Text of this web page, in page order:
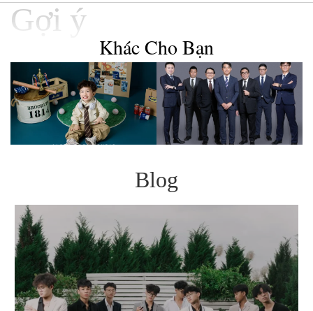
Gợi ý
Khác Cho Bạn
Blog